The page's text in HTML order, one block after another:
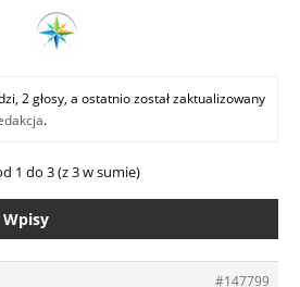
2 głosy, a ostatnio został zaktualizowany
.
1 do 3 (z 3 w sumie)
Wpisy
#147799